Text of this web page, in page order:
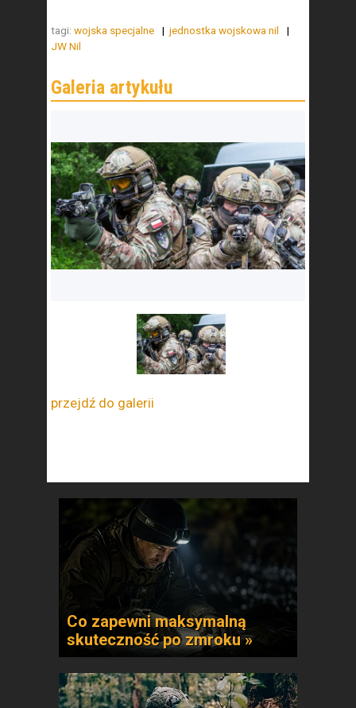
tagi: wojska specjalne
jednostka wojskowa nil
JW Nil
przejdź do galerii
Co zapewni maksymalną
skuteczność po zmroku »